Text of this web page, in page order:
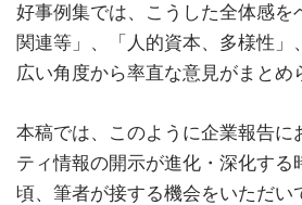
好事例集では、こうした全体感を
関連等」、「人的資本、多様性」
広い角度から率直な意見がまとめ
本稿では、このように企業報告に
ティ情報の開示が進化・深化する
頃、筆者が接する機会をいただい